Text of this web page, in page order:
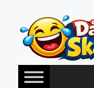
innehåll